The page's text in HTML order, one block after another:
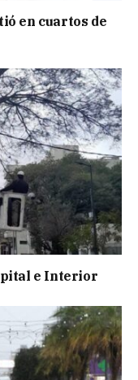
en cuartos de
e Interior